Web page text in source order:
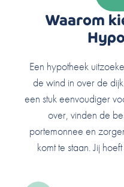
Waarom
Een hypotheek
de wind in over de
een stuk eenvoudiger
over, vinden de
portemonnee en
komt te staan. Jij